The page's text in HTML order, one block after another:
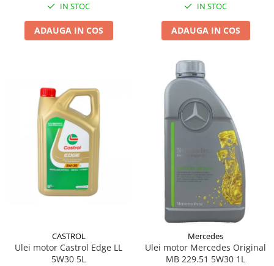
IN STOC
ADAUGA IN COS
IN STOC
ADAUGA IN COS
CASTROL
Ulei motor Castrol Edge LL
5W30 5L
Mercedes
Ulei motor Mercedes Original
MB 229.51 5W30 1L